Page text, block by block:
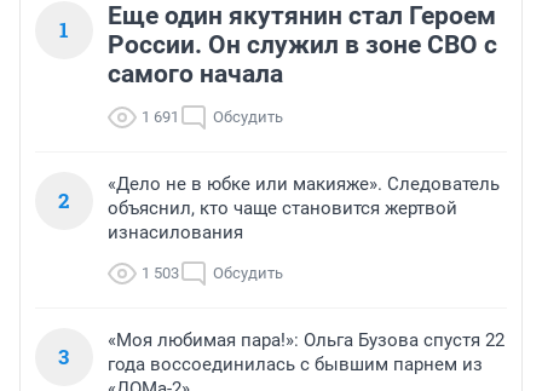
1
Еще один якутянин стал Героем
России. Он служил в зоне СВО с
самого начала
1 691 Обсудить
2
«Дело не в юбке или макияже». Следователь
объяснил, кто чаще становится жертвой
изнасилования
1 503 Обсудить
3
«Моя любимая пара!»: Ольга Бузова спустя 22
года воссоединилась с бывшим парнем из